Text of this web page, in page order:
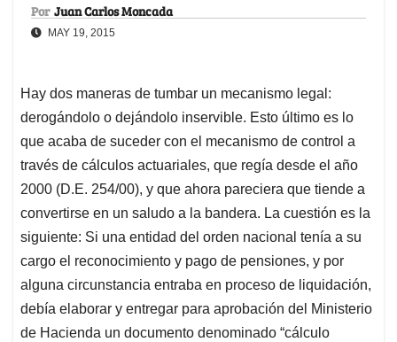
Por Juan Carlos Moncada
MAY 19, 2015
Hay dos maneras de tumbar un mecanismo legal:
derogándolo o dejándolo inservible. Esto último es lo
que acaba de suceder con el mecanismo de control a
través de cálculos actuariales, que regía desde el año
2000 (D.E. 254/00), y que ahora pareciera que tiende a
convertirse en un saludo a la bandera. La cuestión es la
siguiente: Si una entidad del orden nacional tenía a su
cargo el reconocimiento y pago de pensiones, y por
alguna circunstancia entraba en proceso de liquidación,
debía elaborar y entregar para aprobación del Ministerio
de Hacienda un documento denominado “cálculo